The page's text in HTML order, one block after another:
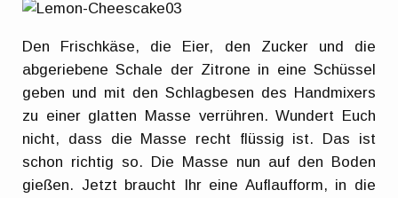
Den Frischkäse, die Eier, den Zucker und die
abgeriebene Schale der Zitrone in eine Schüssel
geben und mit den Schlagbesen des Handmixers
zu einer glatten Masse verrühren. Wundert Euch
nicht, dass die Masse recht flüssig ist. Das ist
schon richtig so. Die Masse nun auf den Boden
gießen. Jetzt braucht Ihr eine Auflaufform, in die